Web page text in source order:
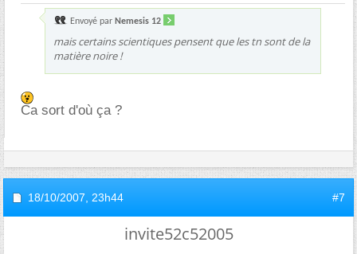
Envoyé par Nemesis 12
mais certains scientiques pensent que les tn sont de la
matière noire !
Ca sort d'où ça ?
18/10/2007, 23h44 #7
invite52c52005